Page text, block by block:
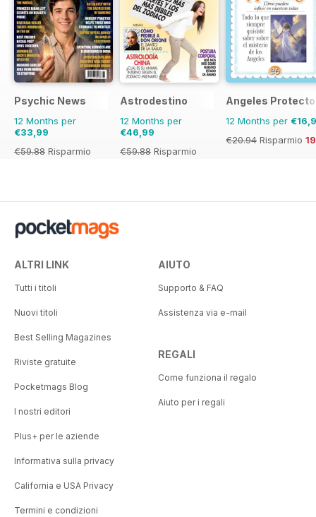
Psychic News
12 Months per
€33,99
€59.88 Risparmio
Astrodestino
12 Months per
€46,99
€59.88 Risparmio
Angeles
12 Months per
€20.94 Risparmio
ALTRI LINK
Tutti i titoli
Nuovi titoli
Best Selling Magazines
Riviste gratuite
Pocketmags Blog
I nostri editori
Plus+ per le aziende
Informativa sulla privacy
California e USA Privacy
Termini e condizioni
AIUTO
Supporto & FAQ
Assistenza via e-mail
REGALI
Come funziona il regalo
Aiuto per i regali